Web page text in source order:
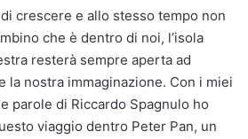
crescere e allo stesso tempo non
che è dentro di noi, l’isola
resterà sempre aperta ad
la nostra immaginazione. Con i miei
parole di Riccardo Spagnulo ho
viaggio dentro Peter Pan, un